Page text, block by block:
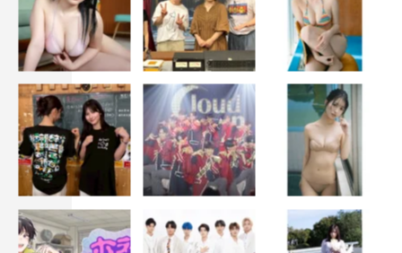
「WE ARE ONE PLUS」
配信期間：2021年2月27日（土）～3月7日（日）
※詳細はオフィシャルHPで後日発表予定。
ツアー概要
7ORDER LIVE TOUR 2021
“WE ARE ONE”
【TOKYO】
日本武道館